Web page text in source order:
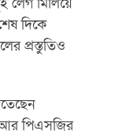
দিকে
প্রস্তুতিও
আর পিএসজির